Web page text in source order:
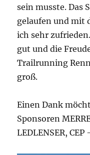
sein musste. Das
gelaufen und mit
ich sehr
gut und die
Trailrunning
groß.
Einen Dank
Sponsoren
LEDLENSER,